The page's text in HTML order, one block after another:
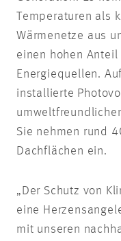
Temperaturen als
Wärmenetze aus
einen hohen Anteil
Energiequellen.
installierte
Sie nehmen rund
Dachflächen ein.
„Der Schutz von
eine
mit unseren